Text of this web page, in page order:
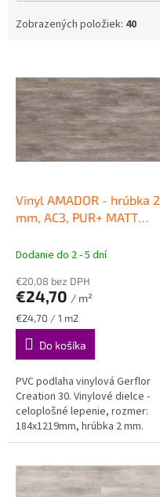
Zobrazených položiek: 40
p
Vinyl AMADOR - hrúbka 2
mm, AC3, PUR+ MATT
Gerflor
Dodanie do 2 - 5 dní
€20,08 bez DPH
€24,70 / m²
Jednotková
cena:
€24,70 / 1 m2
Do košíka
PVC podlaha vinylová Gerflor
Creation 30. Vinylové dielce -
celoplošné lepenie, rozmer:
184x1219mm, hrúbka 2 mm.